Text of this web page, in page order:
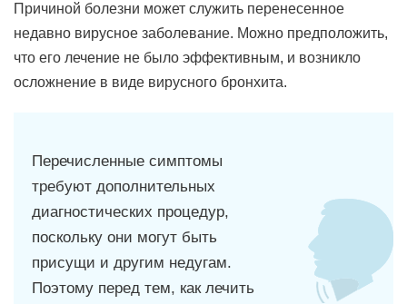
Причиной болезни может служить перенесенное
недавно вирусное заболевание. Можно предположить,
что его лечение не было эффективным, и возникло
осложнение в виде вирусного бронхита.
Перечисленные симптомы
требуют дополнительных
диагностических процедур,
поскольку они могут быть
присущи и другим недугам.
Поэтому перед тем, как лечить